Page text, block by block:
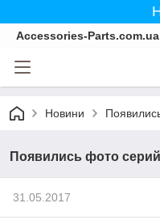
Accessories-Parts.com.ua
Новини
Появились фото
31.05.2017